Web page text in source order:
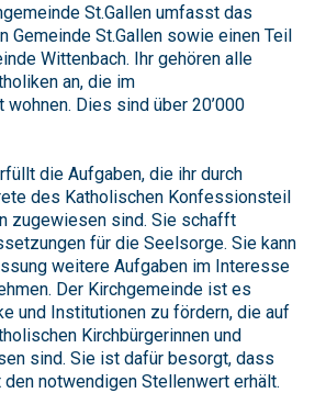
St.Gallen umfasst das
Gemeinde St.Gallen sowie einen Teil
Wittenbach. Ihr gehören alle
an, die im
Dies sind über 20’000
die Aufgaben, die ihr durch
des Katholischen Konfessionsteil
zugewiesen sind. Sie schafft
für die Seelsorge. Sie kann
weitere Aufgaben im Interesse
Der Kirchgemeinde ist es
und Institutionen zu fördern, die auf
Kirchbürgerinnen und
sind. Sie ist dafür besorgt, dass
notwendigen Stellenwert erhält.